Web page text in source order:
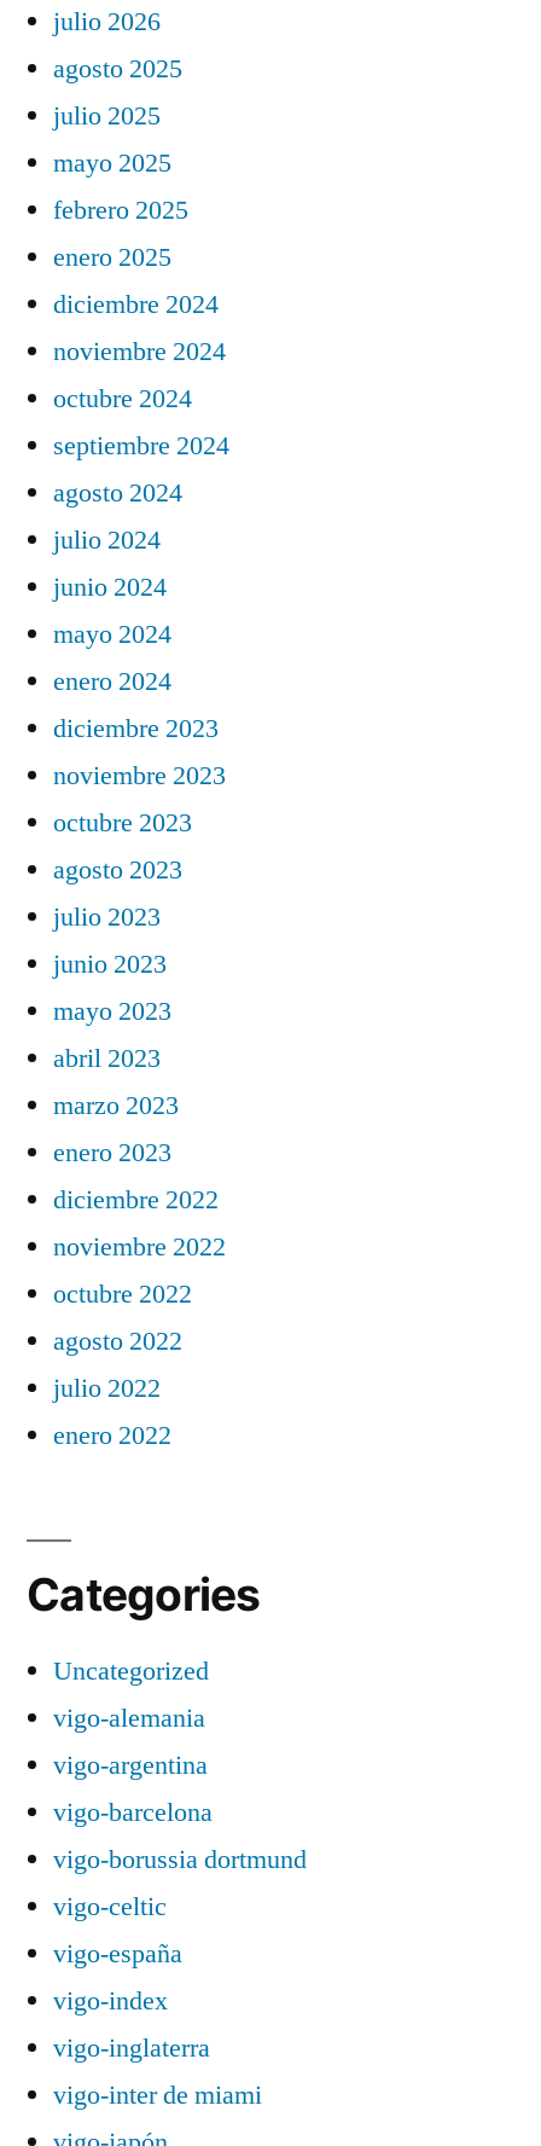
julio 2026
agosto 2025
julio 2025
mayo 2025
febrero 2025
enero 2025
diciembre 2024
noviembre 2024
octubre 2024
septiembre 2024
agosto 2024
julio 2024
junio 2024
mayo 2024
enero 2024
diciembre 2023
noviembre 2023
octubre 2023
agosto 2023
julio 2023
junio 2023
mayo 2023
abril 2023
marzo 2023
enero 2023
diciembre 2022
noviembre 2022
octubre 2022
agosto 2022
julio 2022
enero 2022
Categories
Uncategorized
vigo-alemania
vigo-argentina
vigo-barcelona
vigo-borussia dortmund
vigo-celtic
vigo-españa
vigo-index
vigo-inglaterra
vigo-inter de miami